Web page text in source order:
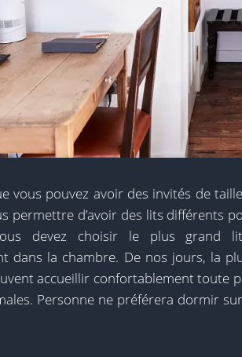
vous pouvez avoir des invités de
permettre d’avoir des lits différents
devez choisir le plus grand
dans la chambre. De nos jours, la
accueillir confortablement toute
Personne ne préférera dormir